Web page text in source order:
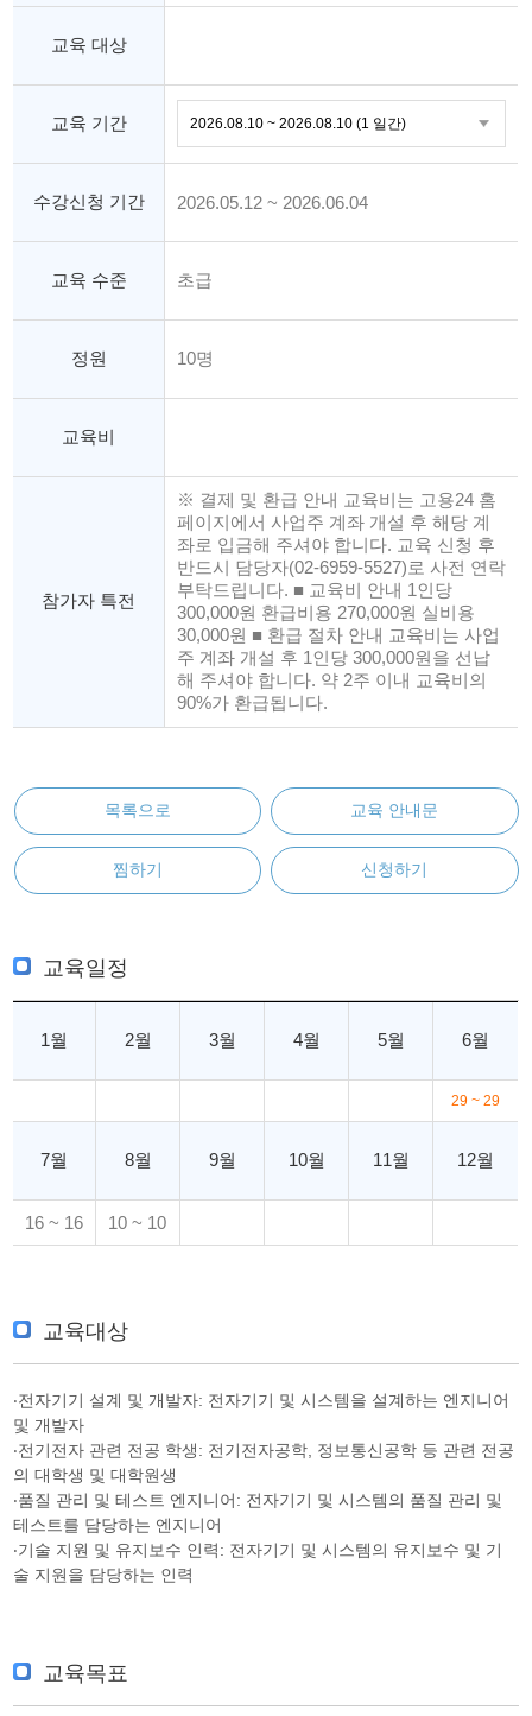
교육 대상
교육 기간
수강신청 기간 2026.05.12 ~ 2026.06.04
교육 수준 초급
정원 10명
교육비
참가자 특전
※ 결제 및 환급 안내 교육비는 고용24 홈
페이지에서 사업주 계좌 개설 후 해당 계
좌로 입금해 주셔야 합니다. 교육 신청 후
반드시 담당자(02-6959-5527)로 사전 연락
부탁드립니다. ■ 교육비 안내 1인당
300,000원 환급비용 270,000원 실비용
30,000원 ■ 환급 절차 안내 교육비는 사업
주 계좌 개설 후 1인당 300,000원을 선납
해 주셔야 합니다. 약 2주 이내 교육비의
90%가 환급됩니다.
목록으로 교육 안내문
찜하기 신청하기
교육일정
1월 2월 3월 4월 5월 6월
29 ~ 29
7월 8월 9월 10월 11월 12월
16 ~ 16 10 ~ 10
교육대상
‧전자기기 설계 및 개발자: 전자기기 및 시스템을 설계하는 엔지니어
및 개발자
‧전기전자 관련 전공 학생: 전기전자공학, 정보통신공학 등 관련 전공
의 대학생 및 대학원생
‧품질 관리 및 테스트 엔지니어: 전자기기 및 시스템의 품질 관리 및
테스트를 담당하는 엔지니어
‧기술 지원 및 유지보수 인력: 전자기기 및 시스템의 유지보수 및 기
술 지원을 담당하는 인력
교육목표